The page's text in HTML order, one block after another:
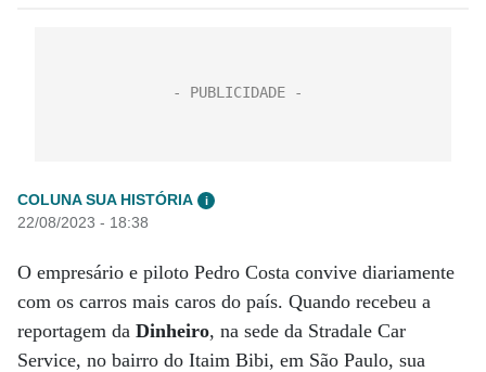
COLUNA SUA HISTÓRIA i
22/08/2023 - 18:38
O empresário e piloto Pedro Costa convive diariamente
com os carros mais caros do país. Quando recebeu a
reportagem da Dinheiro, na sede da Stradale Car
Service, no bairro do Itaim Bibi, em São Paulo, sua